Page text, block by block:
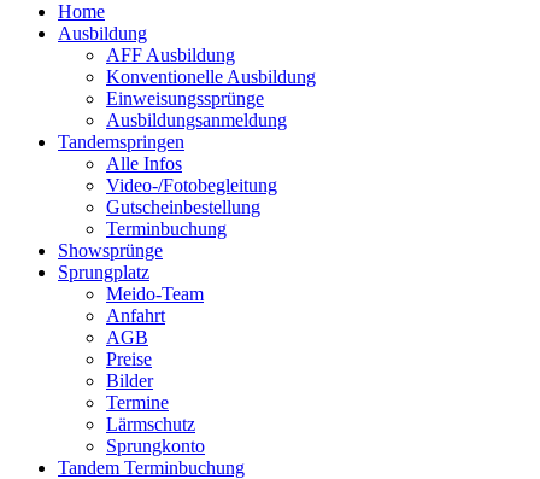
Home
Ausbildung
AFF Ausbildung
Konventionelle Ausbildung
Einweisungssprünge
Ausbildungsanmeldung
Tandemspringen
Alle Infos
Video-/Fotobegleitung
Gutscheinbestellung
Terminbuchung
Showsprünge
Sprungplatz
Meido-Team
Anfahrt
AGB
Preise
Bilder
Termine
Lärmschutz
Sprungkonto
Tandem Terminbuchung